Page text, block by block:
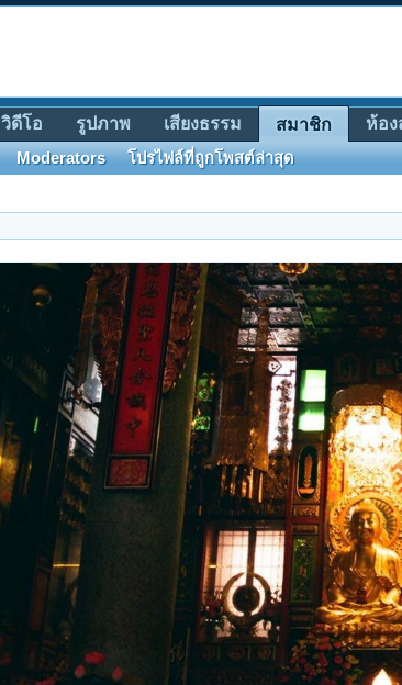
วิดีโอ รูปภาพ เสียงธรรม สมาชิก
Moderators โปรไฟล์ที่ถูกโพสต์ล่าสุด
ห้อ